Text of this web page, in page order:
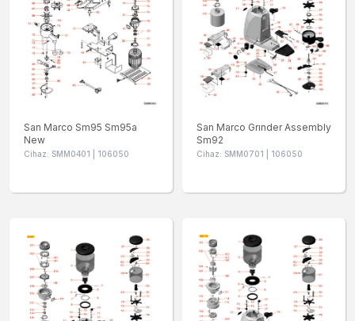
San Marco Sm95 Sm95a
New
Cihaz: SMM0401 | 106050
San Marco Grınder Assembly
Sm92
Cihaz: SMM0701 | 106050